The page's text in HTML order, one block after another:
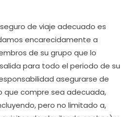
de viaje adecuado es
encarecidamente a
de su grupo que lo
para todo el periodo de su
asegurarse de
que compre sea adecuada,
pero no limitado a,